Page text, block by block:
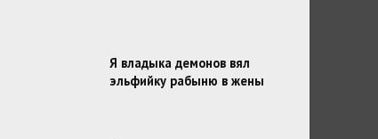
Я владыка демонов вял
эльфийку рабыню в жены